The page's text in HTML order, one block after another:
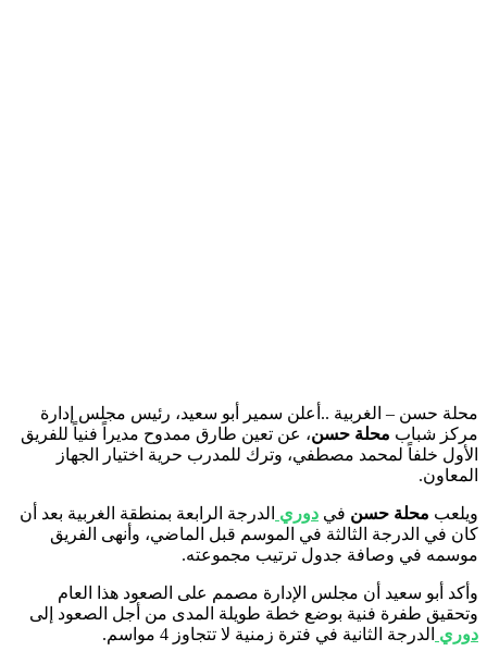
محلة حسن – الغربية ..أعلن سمير أبو سعيد، رئيس مجلس إدارة
مركز شباب محلة حسن، عن تعين طارق ممدوح مديراً فنياً للفريق
الأول خلفاً لمحمد مصطفي، وترك للمدرب حرية اختيار الجهاز
المعاون.
ويلعب محلة حسن في دوري الدرجة الرابعة بمنطقة الغربية بعد أن
كان في الدرجة الثالثة في الموسم قبل الماضي، وأنهى الفريق
موسمه في وصافة جدول ترتيب مجموعته.
وأكد أبو سعيد أن مجلس الإدارة مصمم على الصعود هذا العام
وتحقيق طفرة فنية بوضع خطة طويلة المدى من أجل الصعود إلى
دوري الدرجة الثانية في فترة زمنية لا تتجاوز 4 مواسم.